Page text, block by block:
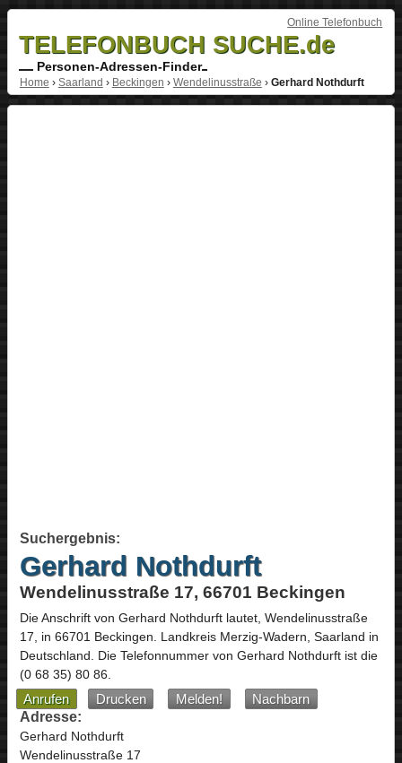
Online Telefonbuch
TELEFONBUCH SUCHE.de
Personen-Adressen-Finder
Home › Saarland › Beckingen › Wendelinusstraße › Gerhard Nothdurft
Suchergebnis:
Gerhard Nothdurft
Wendelinusstraße 17, 66701 Beckingen
Die Anschrift von Gerhard Nothdurftlautet, Wendelinusstraße
17, in 66701 Beckingen. Landkreis Merzig-Wadern, Saarland in
Deutschland. Die Telefonnummer von Gerhard Nothdurft ist die
(0 68 35) 80 86.
Anrufen Drucken Melden!
Nachbarn
Adresse:
Gerhard Nothdurft
Wendelinusstraße 17